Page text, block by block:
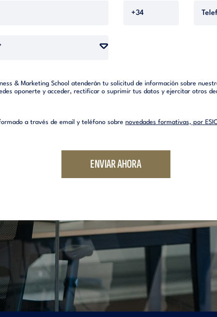
& Marketing School atenderán tu solicitud de información sobre
oponerte y acceder, rectificar o suprimir tus datos y ejercitar otros
a través de email y teléfono sobre novedades formativas, por
ENVIAR AHORA